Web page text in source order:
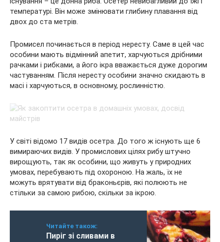
температурі. Він може змінювати глибину плавання від
двох до ста метрів.
Промисел починається в період нересту. Саме в цей час
особини мають відмінний апетит, харчуються дрібними
рачками і рибками, а його ікра вважається дуже дорогим
частуванням. Після нересту особини значно скидають в
масі і харчуються, в основному, рослинністю.
У світі відомо 17 видів осетра. До того ж існують ще 6
вимираючих видів. У промислових цілях рибу штучно
вирощують, так як особини, що живуть у природних
умовах, перебувають під охороною. На жаль, їх не
можуть врятувати від браконьєрів, які полюють не
стільки за самою рибою, скільки за ікрою.
Читайте також:
Пиріг зі сливами в